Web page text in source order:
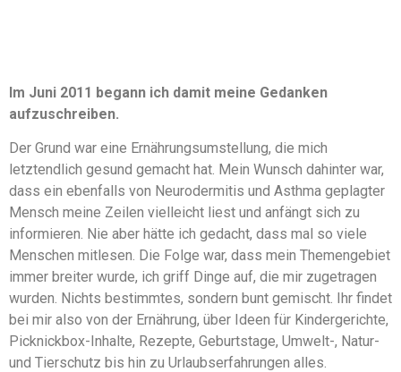
Im Juni 2011 begann ich damit meine Gedanken
aufzuschreiben.
Der Grund war eine Ernährungsumstellung, die mich
letztendlich gesund gemacht hat. Mein Wunsch dahinter war,
dass ein ebenfalls von Neurodermitis und Asthma geplagter
Mensch meine Zeilen vielleicht liest und anfängt sich zu
informieren. Nie aber hätte ich gedacht, dass mal so viele
Menschen mitlesen. Die Folge war, dass mein Themengebiet
immer breiter wurde, ich griff Dinge auf, die mir zugetragen
wurden. Nichts bestimmtes, sondern bunt gemischt. Ihr findet
bei mir also von der Ernährung, über Ideen für Kindergerichte,
Picknickbox-Inhalte, Rezepte, Geburtstage, Umwelt-, Natur-
und Tierschutz bis hin zu Urlaubserfahrungen alles.